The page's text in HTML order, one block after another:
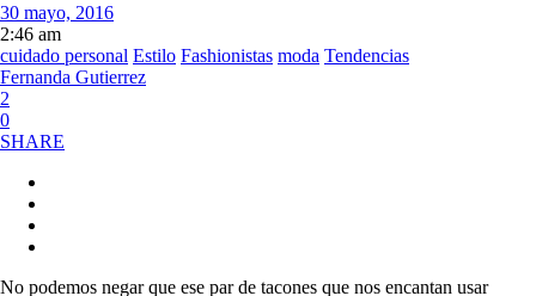
30 mayo, 2016
2:46 am
cuidado personal Estilo Fashionistas moda Tendencias
Fernanda Gutierrez
2
0
SHARE
No podemos negar que ese par de tacones que nos encantan usar